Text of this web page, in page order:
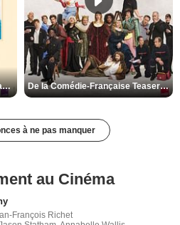
Les Matins merveilleux Bande-annonce VF De la Comédie-Française Teaser VF
à ne pas manquer
au Cinéma
François Richet